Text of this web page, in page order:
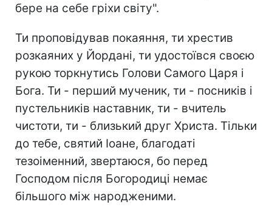
бере на себе гріхи світу".
Ти проповідував покаяння, ти хрестив
розкаяних у Йордані, ти удостоївся своєю
рукою торкнутись Голови Самого Царя і
Бога. Ти - перший мученик, ти - посників і
пустельників наставник, ти - вчитель
чистоти, ти - близький друг Христа. Тільки
до тебе, святий Іоане, благодаті
тезоіменний, звертаюся, бо перед
Господом після Богородиці немає
більшого між народженими.